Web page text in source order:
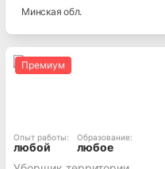
Минская обл.
Премиум
Опыт работы:
любой
Образование:
любое